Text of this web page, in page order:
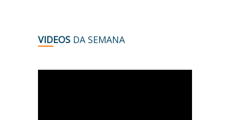
VIDEOS DA SEMANA